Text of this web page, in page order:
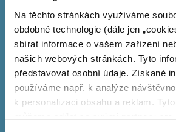
Na těchto stránkách využíváme
obdobné technologie (dále jen
sbírat informace o vašem zařízení
našich webových stránkách. Tyto
představovat osobní údaje. Získané
používáme např. k analýze
k personalizaci obsahu a reklam.
PRE na Pražské muzejní noci 2024
Zájem o veřejné dobíjení elektromobilů
stanicích PRE POINT meziročně vzrostla o
Postavili jsme již 660 dobíjecích stanic po
Navštivte nás na výstavě e-Salon
Pražská energetika zákazníkům nabízí
elektřinu pro rok 2024